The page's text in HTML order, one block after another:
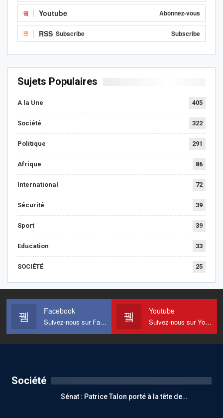
Youtube Abonnez-vous
RSS Subscribe Subscribe
Sujets Populaires
A la Une 405
Société 322
Politique 291
Afrique 86
International 72
Sécurité 39
Sport 39
Education 33
SOCIÉTÉ 25
Facebook
Suivez-nous sur Facebook
Youtube
Suivez-nous sur Youtube
Société
Sénat : Patrice Talon porté à la tête de…